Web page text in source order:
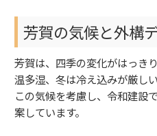
芳賀の気候と外構
芳賀は、四季の変化がはっき
温多湿、冬は冷え込みが厳し
この気候を考慮し、令和建設
案しています。